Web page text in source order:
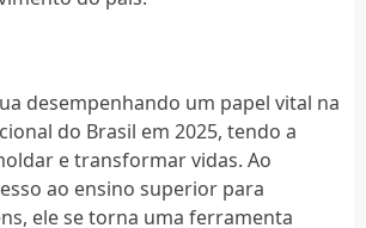
desempenhando um papel vital na
do Brasil em 2025, tendo a
e transformar vidas. Ao
ao ensino superior para
ele se torna uma ferramenta